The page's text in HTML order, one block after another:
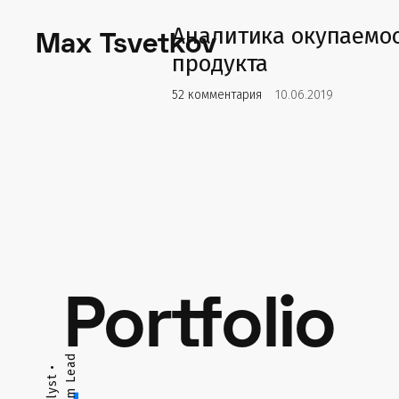
Max TsvetkovАналитика
продукта
52 комментария 10.06.2019
Portfolio